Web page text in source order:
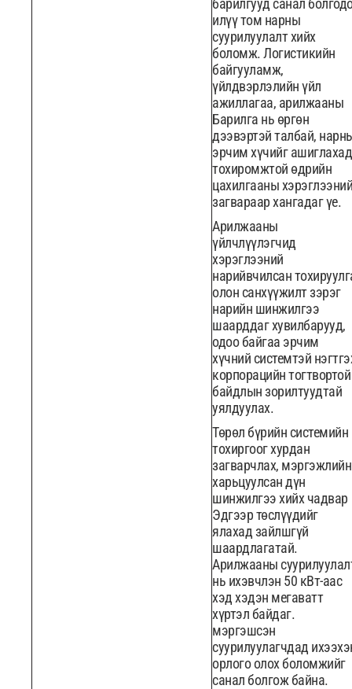
илүү том нарны
суурилуулалт хийх
боломж. Логистикийн
байгууламж,
үйлдвэрлэлийн үйл
ажиллагаа, арилжааны
Барилга нь өргөн
дээвэртэй талбай,
эрчим хүчийг ашиглахад
тохиромжтой өдрийн
цахилгааны хэрэглээний
загвараар хангадаг үе.
Арилжааны
үйлчлүүлэгчид
хэрэглээний
нарийвчилсан
олон санхүүжилт зэрэг
нарийн шинжилгээ
шаарддаг хувилбарууд,
одоо байгаа эрчим
хүчний системтэй
корпорацийн тогтвортой
байдлын зорилтуудтай
уялдуулах.
Төрөл бүрийн системийн
тохиргоог хурдан
загварчлах, мэргэжлийн
харьцуулсан дүн
шинжилгээ хийх чадвар
Эдгээр төслүүдийг
ялахад зайлшгүй
шаардлагатай.
Арилжааны
нь ихэвчлэн 50 кВт-аас
хэд хэдэн мегаватт
хүртэл байдаг.
мэргэшсэн
суурилуулагчдад
орлого олох боломжийг
санал болгож байна.